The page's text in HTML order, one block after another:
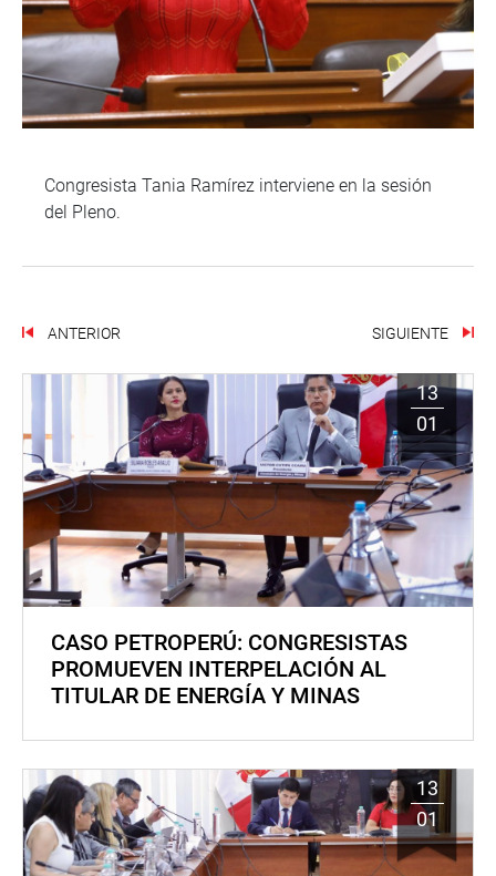
Congresista Tania Ramírez interviene en la sesión
del Pleno.
ANTERIOR SIGUIENTE
13
01
CASO PETROPERÚ: CONGRESISTAS
PROMUEVEN INTERPELACIÓN AL
TITULAR DE ENERGÍA Y MINAS
13
01